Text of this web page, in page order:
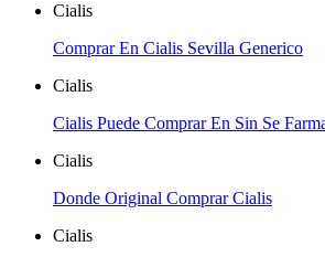
Cialis
Comprar En Cialis Sevilla Generico
Cialis
Cialis Puede Comprar En Sin Se
Cialis
Donde Original Comprar Cialis
Cialis